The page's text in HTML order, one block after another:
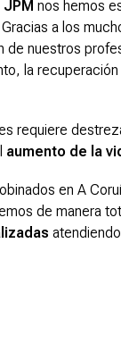
nos hemos
Gracias a los
nuestros
la
requiere
aumento de la
en A
de manera